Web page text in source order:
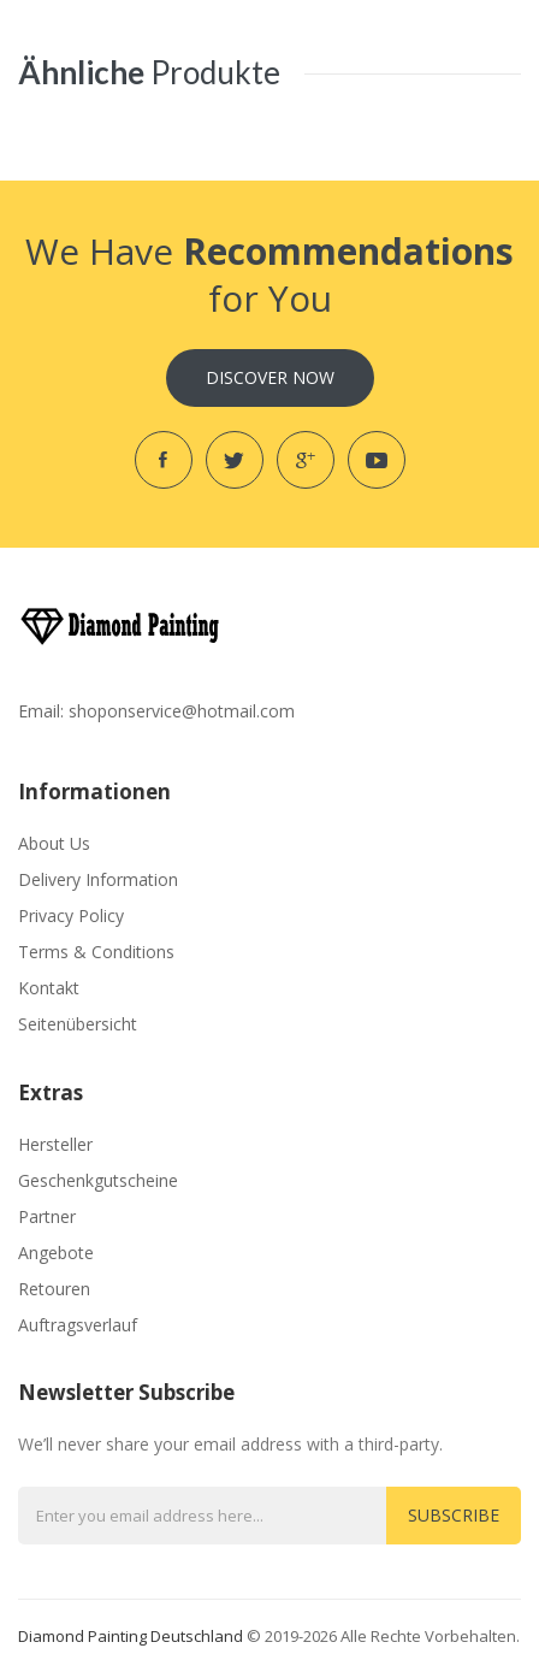
Ähnliche Produkte
We Have Recommendations
for You
DISCOVER NOW
Email: shoponservice@hotmail.com
Informationen
About Us
Delivery Information
Privacy Policy
Terms & Conditions
Kontakt
Seitenübersicht
Extras
Hersteller
Geschenkgutscheine
Partner
Angebote
Retouren
Auftragsverlauf
Newsletter Subscribe
We’ll never share your email address with a third-party.
SUBSCRIBE
Diamond Painting Deutschland © 2019-2026 Alle Rechte Vorbehalten.